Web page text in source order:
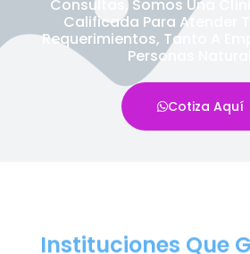
Consultas, Somos Una
Calificada Para Atender
Requerimientos, Tanto A
Personas
Cotiza Aquí
Instituciones Que